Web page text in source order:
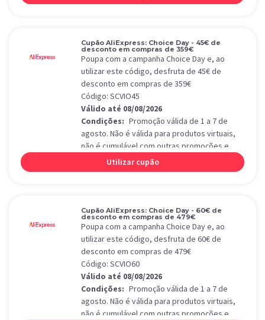
Cupão AliExpress: Choice Day - 45€ de
desconto em compras de 359€
Poupa com a campanha Choice Day e, ao
utilizar este código, desfruta de 45€ de
desconto em compras de 359€
Código: SCVIO45
Válido até 08/08/2026
Condições: Promoção válida de 1 a 7 de
agosto. Não é válida para produtos virtuais,
não é cumulável com outras promoções e
aplica-se apenas a produtos de Choice Day.
Utilizar cupão
Cupão AliExpress: Choice Day - 60€ de
desconto em compras de 479€
Poupa com a campanha Choice Day e, ao
utilizar este código, desfruta de 60€ de
desconto em compras de 479€
Código: SCVIO60
Válido até 08/08/2026
Condições: Promoção válida de 1 a 7 de
agosto. Não é válida para produtos virtuais,
não é cumulável com outras promoções e